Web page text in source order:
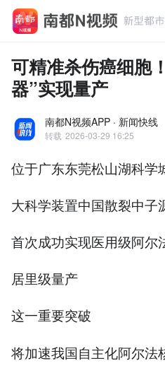
可精准杀伤癌细胞
器”实现量产
南都N视频APP · 新闻快线
转载 2026-03-29 16:25
位于广东东莞松山湖科学
大科学装置中国散裂中子
首次成功实现医用级阿尔
居里级量产
这一重要突破
将加速我国自主化阿尔法